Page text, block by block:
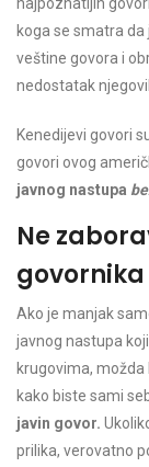
koga se smatra
veštine govora i
nedostatak
Kenedijevi govori
govori ovog
javnog nastupa
Ne
govornika
Ako je manjak
javnog nastupa
krugovima,
kako biste sami
javin govor.
prilika, verovatno